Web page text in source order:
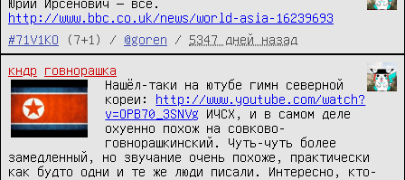
http://www.bbc.co.uk/news/world-asia-16239693
#71V1KO
(7+1) / @goren / 5347 дней назад
кндр
говнорашка
Нашёл-таки на ютубе гимн северной
кореи: http://www.youtube.com/watch?
v=OPB70_3SNVg ИЧСХ, и в самом деле
охуенно похож на совково-
говнорашкинский. Чуть-чуть более
замедленный, но звучание очень похоже, практически
как будто одни и те же люди писали. Интересно, кто-